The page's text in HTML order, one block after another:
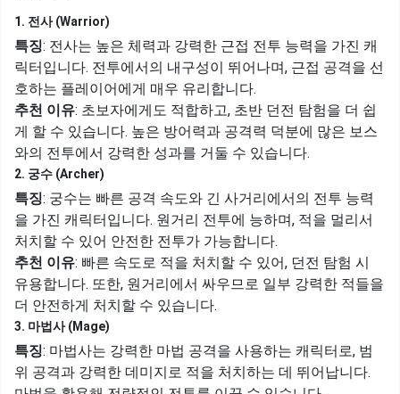
1. 전사 (Warrior)
특징: 전사는 높은 체력과 강력한 근접 전투 능력을 가진 캐
릭터입니다. 전투에서의 내구성이 뛰어나며, 근접 공격을 선
호하는 플레이어에게 매우 유리합니다.
추천 이유: 초보자에게도 적합하고, 초반 던전 탐험을 더 쉽
게 할 수 있습니다. 높은 방어력과 공격력 덕분에 많은 보스
와의 전투에서 강력한 성과를 거둘 수 있습니다.
2. 궁수 (Archer)
특징: 궁수는 빠른 공격 속도와 긴 사거리에서의 전투 능력
을 가진 캐릭터입니다. 원거리 전투에 능하며, 적을 멀리서
처치할 수 있어 안전한 전투가 가능합니다.
추천 이유: 빠른 속도로 적을 처치할 수 있어, 던전 탐험 시
유용합니다. 또한, 원거리에서 싸우므로 일부 강력한 적들을
더 안전하게 처치할 수 있습니다.
3. 마법사 (Mage)
특징: 마법사는 강력한 마법 공격을 사용하는 캐릭터로, 범
위 공격과 강력한 데미지로 적을 처치하는 데 뛰어납니다.